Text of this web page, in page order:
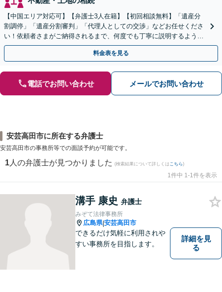
【中国エリア対応可】【弁護士3人在籍】【初回相談無料】「遺産分
割調停」「遺産分割審判」「代理人としての交渉」などお任せくださ
い！依頼者さまがご納得されるまで、何度でも丁寧に説明するよう心
掛けています【土日祝／夜間対応可】【当日／電話相談可】
料金表を見る
電話でお問い合わせ メールでお問い合わせ
安芸高田市に所在する弁護士
安芸高田市の事務所等での面談予約が可能です。
1 人の弁護士が見つかりました (検索結果について詳しくは こちら)
1件中 1-1件を表示
溝手 康史 弁護士
みぞて法律事務所
広島県|安芸高田市
できるだけ気軽に利用されや
すい事務所を目指します。
詳細を見
る